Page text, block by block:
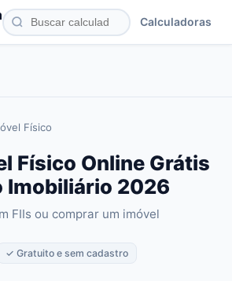
Calculadoras
Físico
Físico Online Grátis
2026
FIIs ou comprar um imóvel
✓ Gratuito e sem cadastro